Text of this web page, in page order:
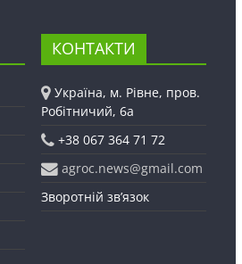
КОНТАКТИ
Україна, м. Рівне, пров.
Робітничий, 6а
+38 067 364 71 72
agroc.news@gmail.com
Зворотній зв’язок